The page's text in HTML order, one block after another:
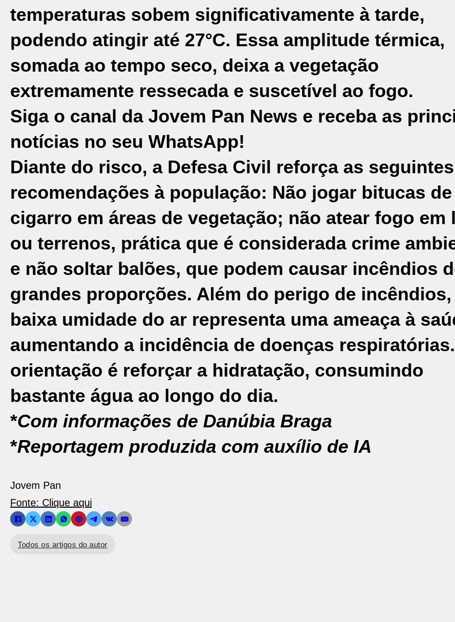
temperaturas sobem significativamente à tarde,
podendo atingir até 27°C. Essa amplitude térmica,
somada ao tempo seco, deixa a vegetação
extremamente ressecada e suscetível ao fogo.
Siga o canal da Jovem Pan News e receba as
notícias no seu WhatsApp!
Diante do risco, a Defesa Civil reforça as seguintes
recomendações à população: Não jogar bitucas de
cigarro em áreas de vegetação; não atear fogo em
ou terrenos, prática que é considerada crime
e não soltar balões, que podem causar incêndios
grandes proporções. Além do perigo de incêndios,
baixa umidade do ar representa uma ameaça à
aumentando a incidência de doenças
orientação é reforçar a hidratação, consumindo
bastante água ao longo do dia.
*Com informações de Danúbia Braga
*Reportagem produzida com auxílio de IA
Jovem Pan
Fonte: Clique aqui
Todos os artigos do autor